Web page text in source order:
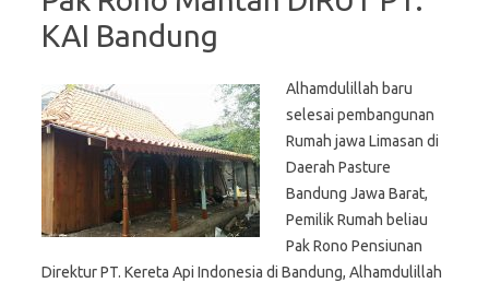
KAI Bandung
Alhamdulillah baru
selesai pembangunan
Rumah jawa Limasan di
Daerah Pasture
Bandung Jawa Barat,
Pemilik Rumah beliau
Pak Rono Pensiunan
Direktur PT. Kereta Api Indonesia di Bandung, Alhamdulillah